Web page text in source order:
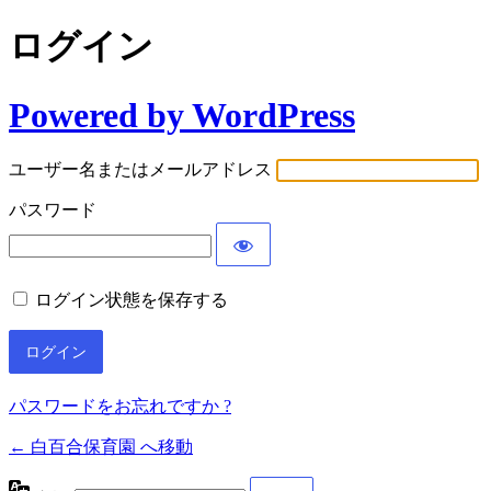
ログイン
Powered by WordPress
ユーザー名またはメールアドレス
パスワード
ログイン状態を保存する
パスワードをお忘れですか ?
← 白百合保育園 へ移動